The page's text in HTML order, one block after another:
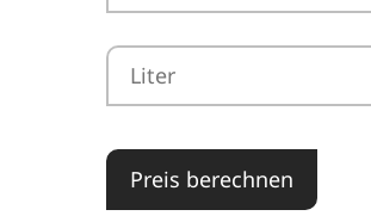
Preis berechnen